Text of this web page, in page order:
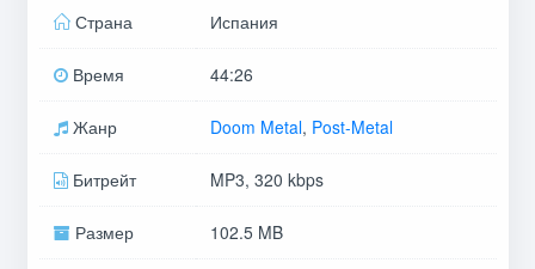
Страна Испания
Время 44:26
Жанр Doom Metal, Post-Metal
Битрейт MP3, 320 kbps
Размер 102.5 MB